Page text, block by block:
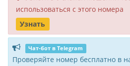
исполь­зоваться с этого номера
Узнать
Чат-бот в Telegram
Проверяйте номер бесплатно в